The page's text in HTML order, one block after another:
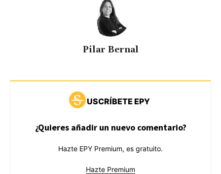
Pilar Bernal
USCRÍBETE EPY
¿Quieres añadir un nuevo comentario?
Hazte EPY Premium, es gratuito.
Hazte Premium